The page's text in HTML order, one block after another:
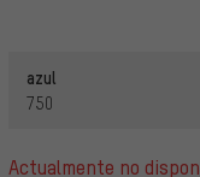
azul
750
actualmente no